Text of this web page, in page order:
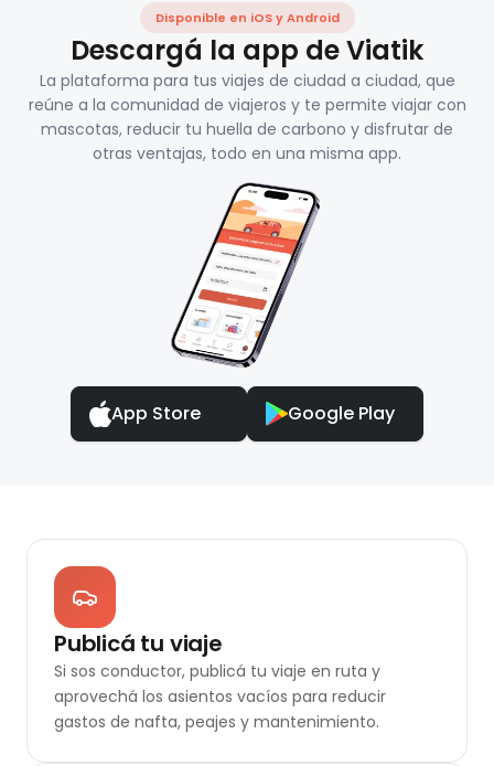
Disponible en iOS y Android
Descargá la app de Viatik
La plataforma para tus viajes de ciudad a ciudad, que
reúne a la comunidad de viajeros y te permite viajar con
mascotas, reducir tu huella de carbono y disfrutar de
otras ventajas, todo en una misma app.
App Store Google Play
Publicá tu viaje
Si sos conductor, publicá tu viaje en ruta y
aprovechá los asientos vacíos para reducir
gastos de nafta, peajes y mantenimiento.